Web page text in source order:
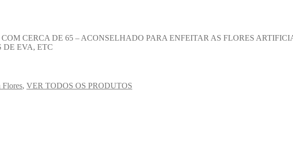
CERCA DE 65 – ACONSELHADO PARA ENFEITAR AS FLORES
DE EVA, ETC
Flores, VER TODOS OS PRODUTOS